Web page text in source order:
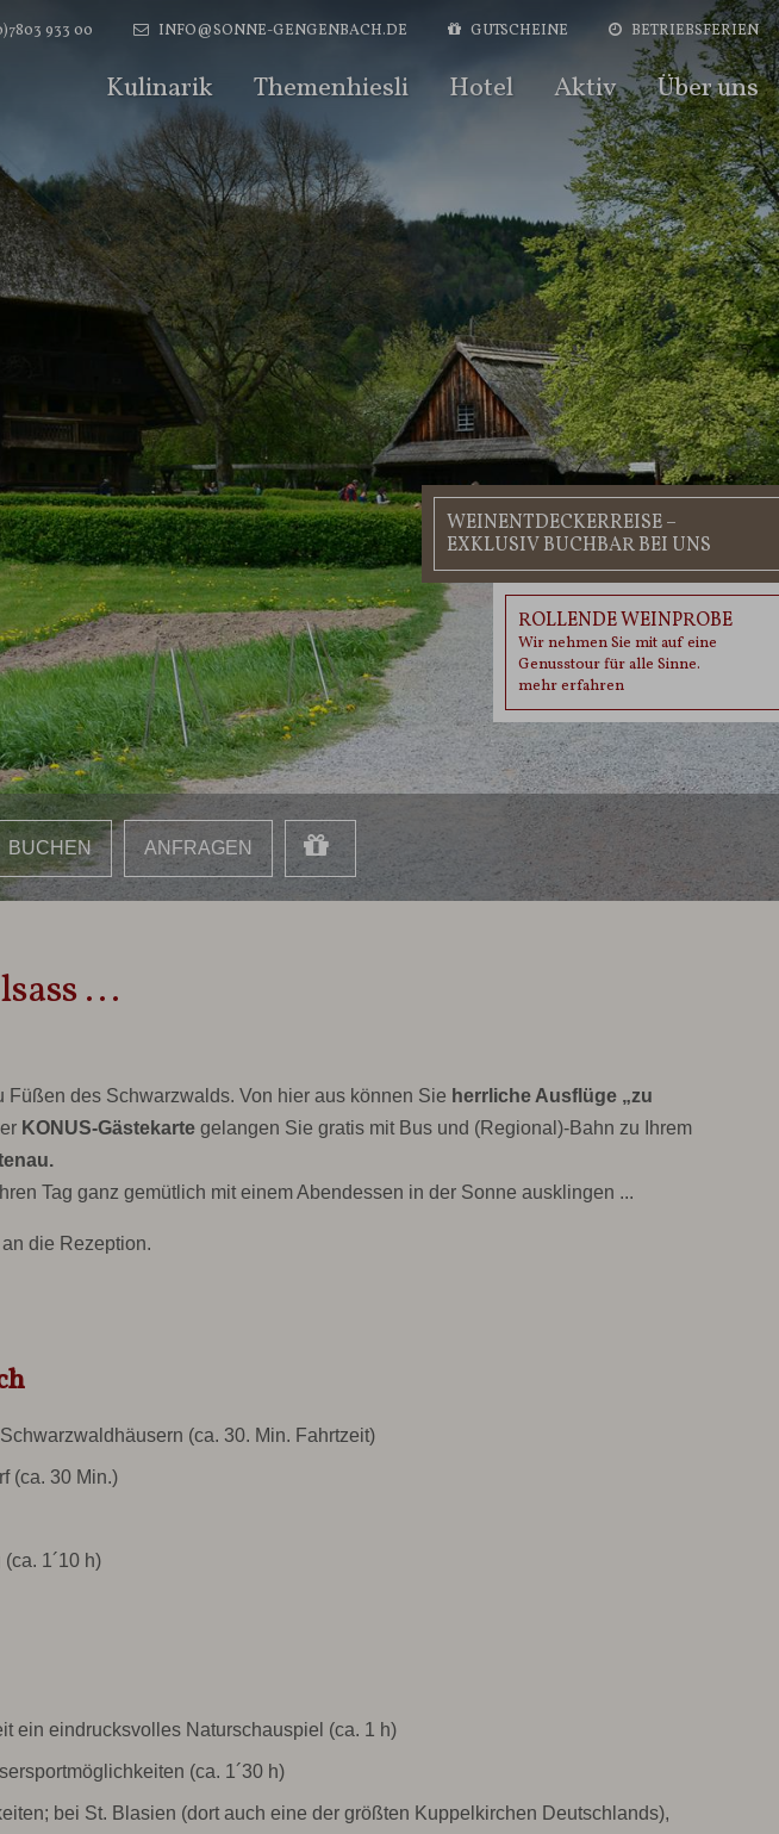
933 00 INFO@SONNE-GENGENBACH.DE GUTSCHEINE BETRIEBSFERIEN
Kulinarik Themenhiesli Hotel Aktiv Über uns
WEINENTDECKERREISE –
EXKLUSIV BUCHBAR BEI UNS
ROLLENDE WEINPROBE
Wir nehmen Sie mit auf eine
Genusstour für alle Sinne.
mehr erfahren
...
Füßen des Schwarzwalds. Von hier aus können Sie herrliche Ausflüge „zu
KONUS-Gästekarte gelangen Sie gratis mit Bus und (Regional)-Bahn zu Ihrem
Tag ganz gemütlich mit einem Abendessen in der Sonne ausklingen ...
die Rezeption.
(ca. 30. Min. Fahrtzeit)
(ca. 30 Min.)
1´10 h)
ein eindrucksvolles Naturschauspiel (ca. 1 h)
(ca. 1´30 h)
bei St. Blasien (dort auch eine der größten Kuppelkirchen Deutschlands),